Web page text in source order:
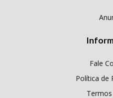
Fale
Política de